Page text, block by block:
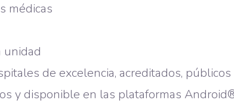
médicas
unidad
de excelencia, acreditados,
y disponible en las plataformas